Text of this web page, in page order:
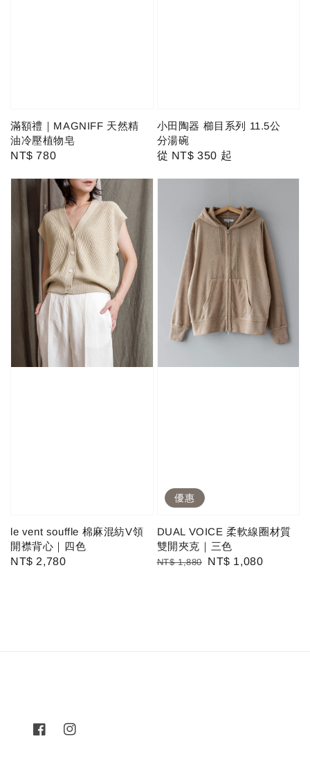
滿額禮｜MAGNIFF 天然精
油冷壓植物皂
Regular
NT$ 780
小田陶器 櫛目系列 11.5公
分湯碗
Regular
從 NT$ 350 起
le vent souffle 棉麻混紡V領
開襟背心｜四色
Regular
NT$ 2,780
優惠
DUAL VOICE 柔軟線圈材質
雙開夾克｜三色
Regular
NT$ 1,880
Sale
NT$ 1,080